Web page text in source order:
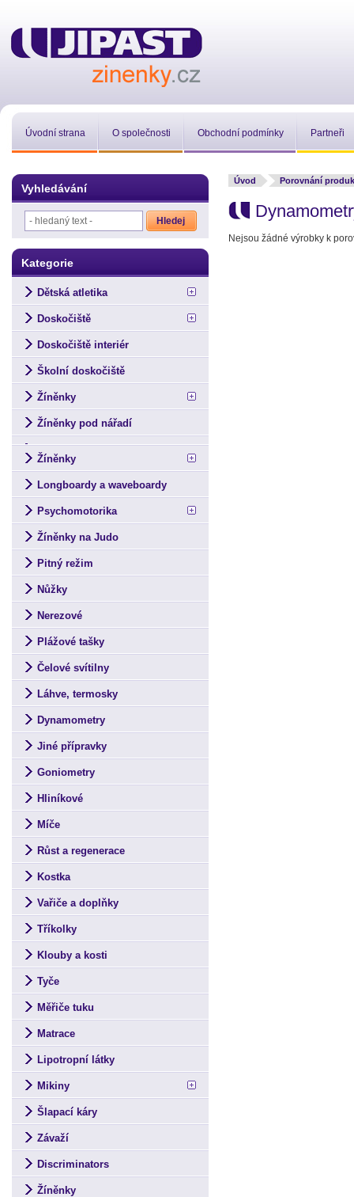
Úvodní strana O společnosti Obchodní podmínky Partneři
Úvod Porovnání
Nejsou žádné výrobky k
Vyhledávání
Kategorie
Dětská atletika
Doskočiště
Doskočiště interiér
Školní doskočiště
Žíněnky
Žíněnky pod nářadí
Žíněnky
Longboardy a waveboardy
Psychomotorika
Žíněnky na Judo
Pitný režim
Nůžky
Nerezové
Plážové tašky
Čelové svítilny
Láhve, termosky
Dynamometry
Jiné přípravky
Goniometry
Hliníkové
Míče
Růst a regenerace
Kostka
Vařiče a doplňky
Tříkolky
Klouby a kosti
Tyče
Měřiče tuku
Matrace
Lipotropní látky
Mikiny
Šlapací káry
Závaží
Discriminators
Žíněnky